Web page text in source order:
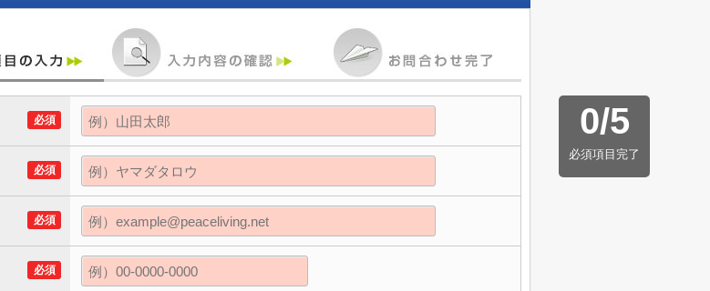
0/5
必須項目完了
必須
必須
必須
必須